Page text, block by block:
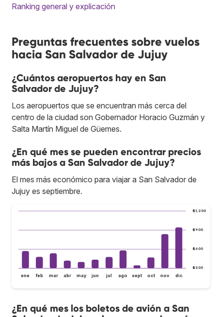
Ranking general y explicación
Preguntas frecuentes sobre vuelos
hacia San Salvador de Jujuy
¿Cuántos aeropuertos hay en San
Salvador de Jujuy?
Los aeropuertos que se encuentran más cerca del
centro de la ciudad son Gobernador Horacio Guzmán y
Salta Martín Miguel de Güemes.
¿En qué mes se pueden encontrar precios
más bajos a San Salvador de Jujuy?
El mes más económico para viajar a San Salvador de
Jujuy es septiembre.
$300
$600
$900
$1,200
ene feb mar abr may jun jul ago sept oct nov dic
¿En qué mes los boletos de avión a San